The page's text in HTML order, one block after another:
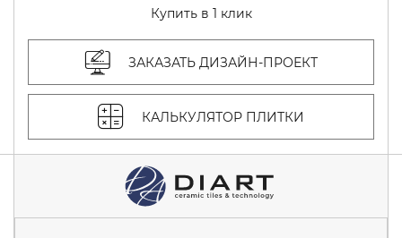
Купить в 1 клик
ЗАКАЗАТЬ ДИЗАЙН-ПРОЕКТ
КАЛЬКУЛЯТОР ПЛИТКИ